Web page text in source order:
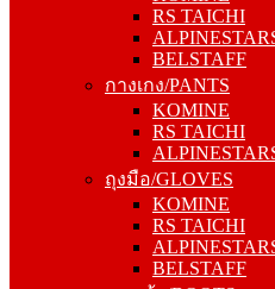
RS TAICHI
BELSTAFF
กางเกง/PANTS
KOMINE
RS TAICHI
ถุงมือ/GLOVES
KOMINE
RS TAICHI
BELSTAFF
BELSTAFF
กางเกง/PANTS
KOMINE
RS TAICHI
ALPINESTARS
ถุงมือ/GLOVES
KOMINE
RS TAICHI
ALPINESTARS
BELSTAFF
รองเท้า/BOOTS
RS TAICHI